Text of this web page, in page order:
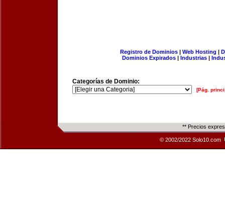
Registro de Dominios| Web Hosting |
Dominios Expirados | Industrias |
Categorías de Dominio:
[Pág.
** Precios
© 2002/2022 Solo10.com